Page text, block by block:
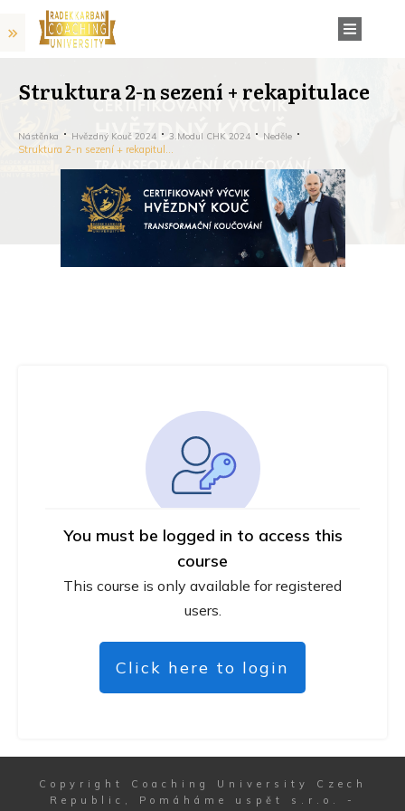
Struktura 2-n sezení + rekapitulace
Nástěnka Hvězdný Kouč 2024 3.modul CHK 2024 Neděle
Struktura 2-n sezení + rekapitulace
You must be logged in to access this
course
This course is only available for registered
users.
Click here to login
Copyright
Coaching University Czech
Republic, Pomáháme uspět s.r.o.
-